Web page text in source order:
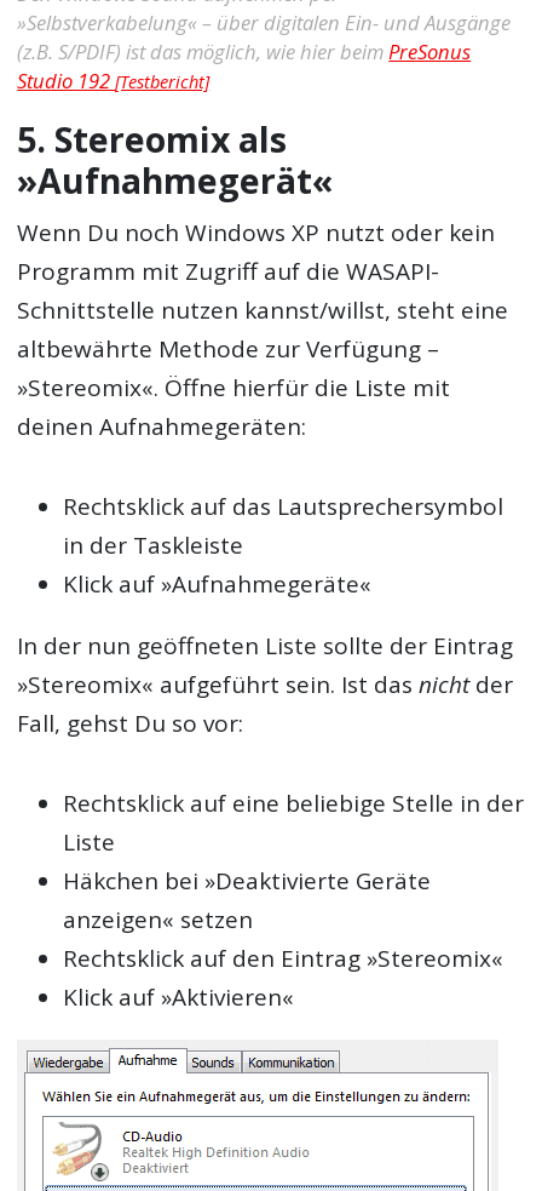
»Selbstverkabelung« – über digitalen Ein- und Ausgänge
(z.B. S/PDIF) ist das möglich, wie hier beimPreSonus
Studio 192[Testbericht]
5. Stereomix als
»Aufnahmegerät«
Wenn Du noch Windows XP nutzt oder kein
Programm mit Zugriff auf die WASAPI-
Schnittstelle nutzen kannst/willst, steht eine
altbewährte Methode zur Verfügung –
»Stereomix«. Öffne hierfür die Liste mit
deinen Aufnahmegeräten:
Rechtsklick auf das Lautsprechersymbol
in der Taskleiste
Klick auf »Aufnahmegeräte«
In der nun geöffneten Liste sollte der Eintrag
»Stereomix« aufgeführt sein. Ist dasnichtder
Fall, gehst Du so vor:
Rechtsklick auf eine beliebige Stelle in der
Liste
Häkchen bei »Deaktivierte Geräte
anzeigen« setzen
Rechtsklick auf den Eintrag »Stereomix«
Klick auf »Aktivieren«